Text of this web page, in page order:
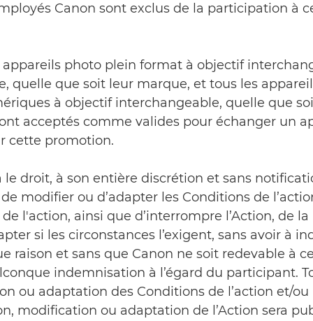
Canon sont exclus de la participation à
appareils photo plein format à objectif
quelle que soit leur marque, et tous les
à objectif interchangeable, quelle que
acceptés comme valides pour échanger un
cette promotion.
le droit, à son entière discrétion et sans
modifier ou d’adapter les Conditions de
l'action, ainsi que d’interrompre l’Action, de
si les circonstances l’exigent, sans avoir à
raison et sans que Canon ne soit redevable à
indemnisation à l’égard du participant.
ou adaptation des Conditions de l’action et/ou
modification ou adaptation de l’Action sera